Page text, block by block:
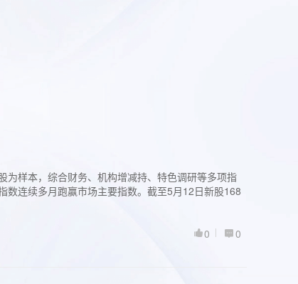
样本，综合财务、机构增减持、特色调研等多项指
连续多月跑赢市场主要指数。截至5月12日新股168
0
0